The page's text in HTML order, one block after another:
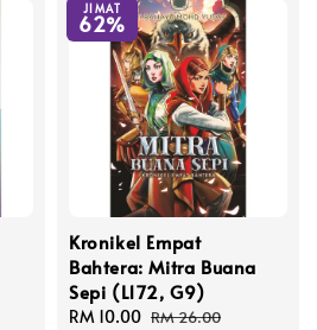
JIMAT
62%
Kronikel Empat
Bahtera: Mitra Buana
Sepi (L172, G9)
Sale
RM 10.00 Regular
RM 26.00